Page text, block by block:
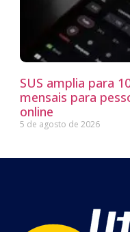
SUS amplia para
mensais para
online
5 de agosto de 2026